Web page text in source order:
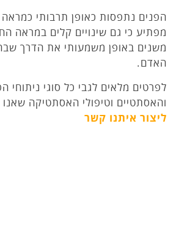
הפנים נתפסות כאופן תרבותי
מפתיע כי גם שינויים קלים במראה
משנים באופן משמעותי את הדרך
האדם.
לפרטים מלאים לגבי כל סוגי ניתוחי
והאסתטיים וטיפולי האסתטיקה
ליצור איתנו קשר